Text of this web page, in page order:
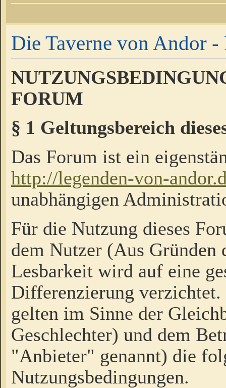
Die Taverne von Andor -
FORUM
§ 1 Geltungsbereich
Das Forum ist ein
http://legenden-von-
unabhängigen
Für die Nutzung dieses
dem Nutzer (Aus Gründen
Lesbarkeit wird auf eine
Differenzierung
gelten im Sinne der
Geschlechter) und dem
"Anbieter" genannt) die
Nutzungsbedingungen.